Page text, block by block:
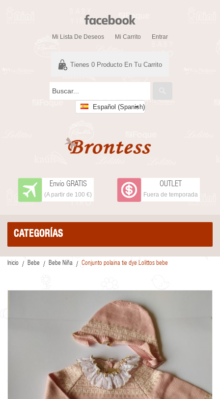
Mi Lista De Deseos Mi Carrito Entrar
Tienes 0 Producto En Tu Carrito
Español (Spanish)
Envío GRATIS
(A partir de 100 €)
OUTLET
Fuera de temporada
CATEGORÍAS
Inicio Bebe Bebe Niña Conjunto polaina tie dye Lolittos bebe